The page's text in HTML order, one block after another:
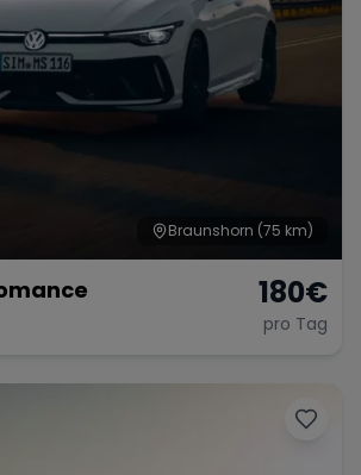
Braunshorn (75 km)
180€
pro Tag